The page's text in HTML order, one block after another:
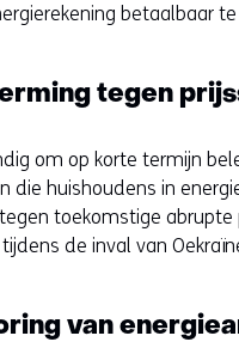
betaalbaar
tegen
om op korte termijn
die huishoudens in
toekomstige abrupte
de inval van
van